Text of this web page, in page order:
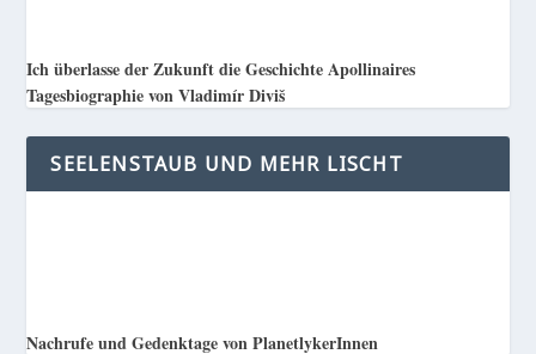
Ich überlasse der Zukunft die Geschichte Apollinaires
Tagesbiographie von Vladimír Diviš
SEELENSTAUB UND MEHR LISCHT
Nachrufe und Gedenktage von PlanetlykerInnen